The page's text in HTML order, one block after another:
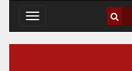
Toggle